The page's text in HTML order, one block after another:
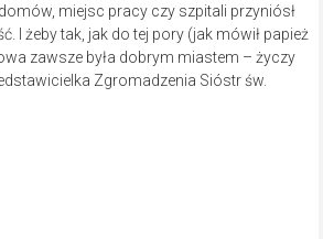
miejsc pracy czy szpitali przyniósł
I żeby tak, jak do tej pory (jak mówił papież
zawsze była dobrym miastem – życzy
Zgromadzenia Sióstr św.